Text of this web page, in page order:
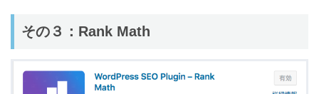
その３：Rank Math